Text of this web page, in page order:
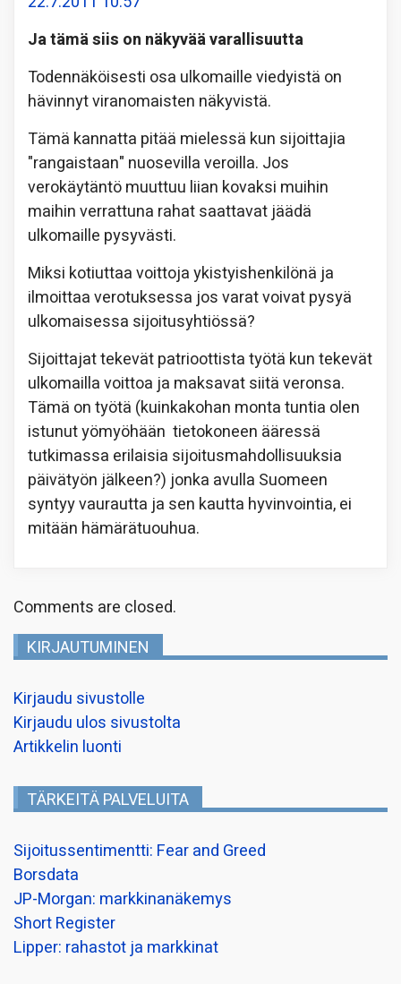
Ja tämä siis on näkyvää varallisuutta
Todennäköisesti osa ulkomaille viedyistä on
hävinnyt viranomaisten näkyvistä.
Tämä kannatta pitää mielessä kun sijoittajia
"rangaistaan" nuosevilla veroilla. Jos
verokäytäntö muuttuu liian kovaksi muihin
maihin verrattuna rahat saattavat jäädä
ulkomaille pysyvästi.
Miksi kotiuttaa voittoja ykistyishenkilönä ja
ilmoittaa verotuksessa jos varat voivat pysyä
ulkomaisessa sijoitusyhtiössä?
Sijoittajat tekevät patrioottista työtä kun tekevät
ulkomailla voittoa ja maksavat siitä veronsa.
Tämä on työtä (kuinkakohan monta tuntia olen
istunut yömyöhään tietokoneen ääressä
tutkimassa erilaisia sijoitusmahdollisuuksia
päivätyön jälkeen?) jonka avulla Suomeen
syntyy vaurautta ja sen kautta hyvinvointia, ei
mitään hämärätuouhua.
Comments are closed.
KIRJAUTUMINEN
Kirjaudu sivustolle
Kirjaudu ulos sivustolta
Artikkelin luonti
TÄRKEITÄ PALVELUITA
Sijoitussentimentti: Fear and Greed
Borsdata
JP-Morgan: markkinanäkemys
Short Register
Lipper: rahastot ja markkinat